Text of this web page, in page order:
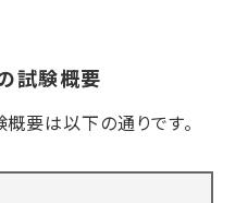
試験概要
要は以下の通りです。